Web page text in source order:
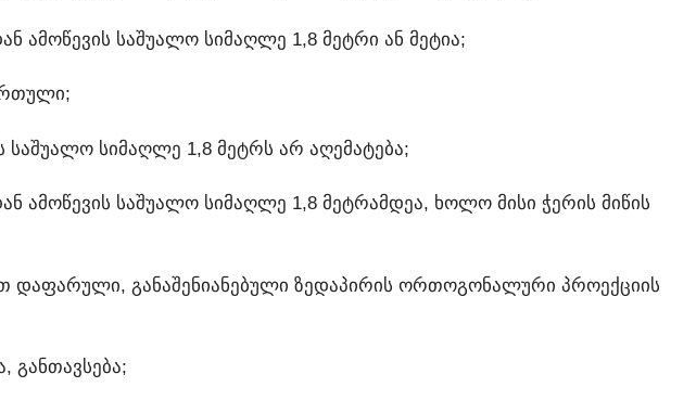
ᲐᲛᲝᲬᲔᲕᲘᲡ ᲡᲐᲨᲣᲐᲚᲝ ᲡᲘᲛᲐᲦᲚᲔ 1,8 ᲛᲔᲢᲠᲘ ᲐᲜ ᲛᲔᲢᲘᲐ;
ᲡᲘᲛᲐᲦᲚᲔ 1,8 ᲛᲔᲢᲠᲡ ᲐᲠ ᲐᲦᲔᲛᲐᲢᲔᲑᲐ;
ᲐᲛᲝᲬᲔᲕᲘᲡ ᲡᲐᲨᲣᲐᲚᲝ ᲡᲘᲛᲐᲦᲚᲔ 1,8 ᲛᲔᲢᲠᲐᲛᲓᲔᲐ, ᲮᲝᲚᲝ ᲛᲘᲡᲘ ᲭᲔᲠᲘᲡ ᲛᲘᲬᲘᲡ
ᲓᲐᲤᲐᲠᲣᲚᲘ, ᲒᲐᲜᲐᲨᲔᲜᲘᲐᲜᲔᲑᲣᲚᲘ ᲖᲔᲓᲐᲞᲘᲠᲘᲡ ᲝᲠᲗᲝᲒᲝᲜᲐᲚᲣᲠᲘ ᲞᲠᲝᲔᲥᲪᲘᲘᲡ
ᲒᲐᲜᲗᲐᲕᲡᲔᲑᲐ;